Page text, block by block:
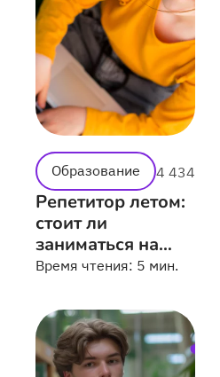
Образование 4 434
Репетитор летом:
стоит ли
заниматься на
каникулах
Время чтения: 5 мин.